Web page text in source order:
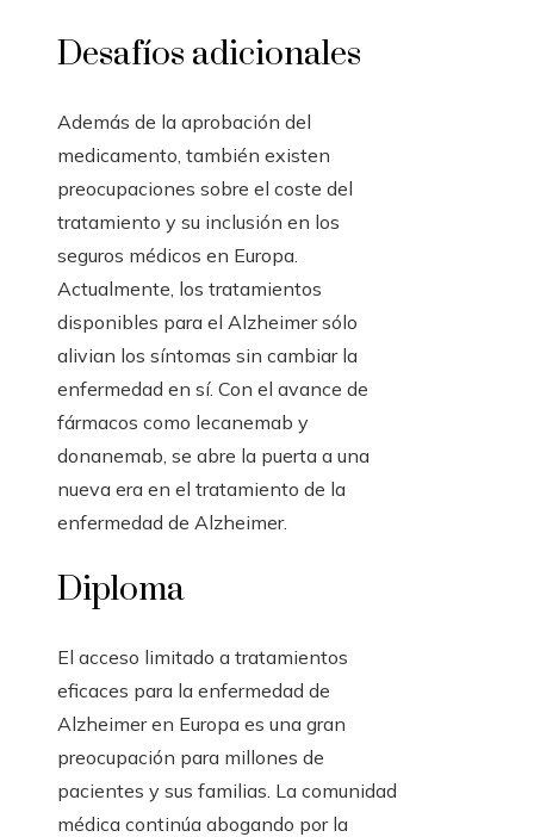
Desafíos adicionales
Además de la aprobación del
medicamento, también existen
preocupaciones sobre el coste del
tratamiento y su inclusión en los
seguros médicos en Europa.
Actualmente, los tratamientos
disponibles para el Alzheimer sólo
alivian los síntomas sin cambiar la
enfermedad en sí. Con el avance de
fármacos como lecanemab y
donanemab, se abre la puerta a una
nueva era en el tratamiento de la
enfermedad de Alzheimer.
Diploma
El acceso limitado a tratamientos
eficaces para la enfermedad de
Alzheimer en Europa es una gran
preocupación para millones de
pacientes y sus familias. La comunidad
médica continúa abogando por la